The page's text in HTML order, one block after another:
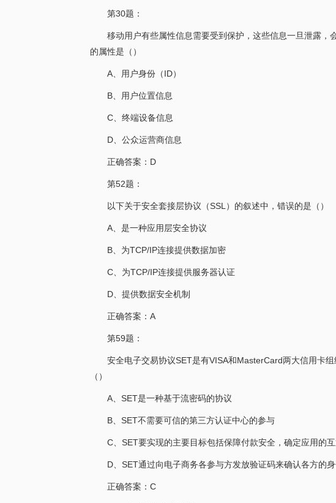
第30题：
移动用户有些属性信息需要受到保护，这些信息一旦泄露
的属性是（）
A、用户身份（ID）
B、用户位置信息
C、终端设备信息
D、公众运营商信息
正确答案：D
第52题：
以下关于安全套接层协议（SSL）的叙述中，错误的是（）
A、是一种应用层安全协议
B、为TCP/IP连接提供数据加密
C、为TCP/IP连接提供服务器认证
D、提供数据安全机制
正确答案：A
第59题：
安全电子交易协议SET是有VISA和MasterCard两大信用卡
（）
A、SET是一种基于流密码的协议
B、SET不需要可信的第三方认证中心的参与
C、SET要实现的主要目标包括保障付款安全，确定应用的
D、SET通过向电子商务各参与方发放验证码来确认各方的
正确答案：C